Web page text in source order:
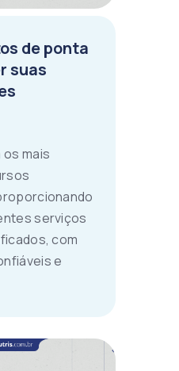
de ponta
suas
mais
serviços
com
e